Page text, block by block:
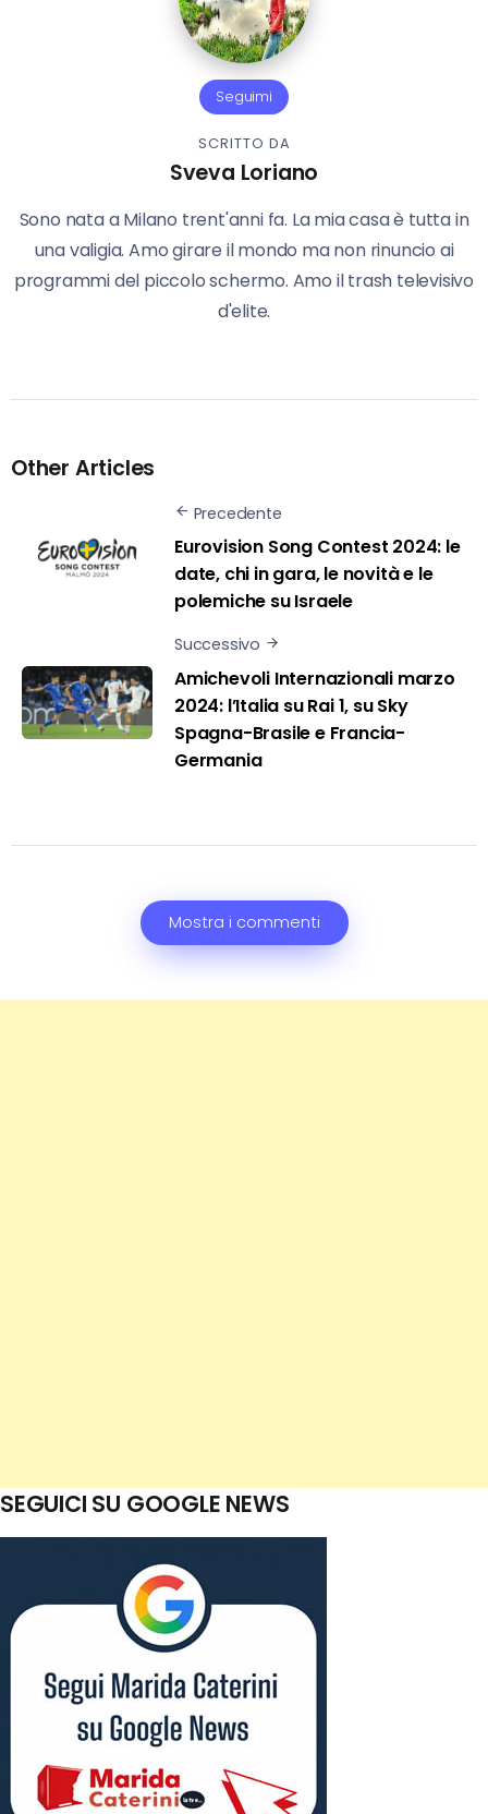
Seguimi
SCRITTO DA
Sveva Loriano
Sono nata a Milano trent'anni fa. La mia casa è tutta in
una valigia. Amo girare il mondo ma non rinuncio ai
programmi del piccolo schermo. Amo il trash televisivo
d'elite.
Other Articles
Precedente
Eurovision Song Contest 2024: le
date, chi in gara, le novità e le
polemiche su Israele
Successivo
Amichevoli Internazionali marzo
2024: l’Italia su Rai 1, su Sky
Spagna-Brasile e Francia-
Germania
Mostra i commenti
SEGUICI SU GOOGLE NEWS